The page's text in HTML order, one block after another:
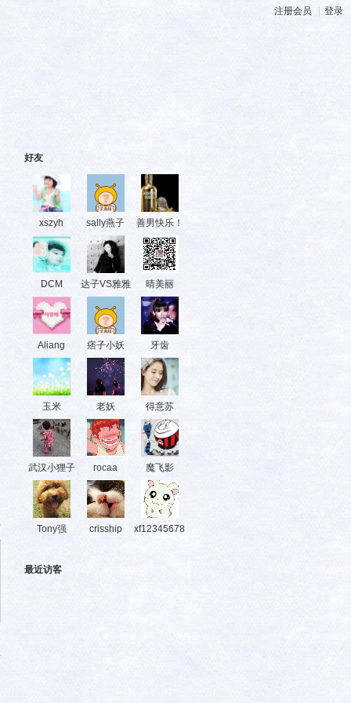
注册会员 登录
好友
xszyh sally燕子 善男快乐！
DCM 达子VS雅雅 晴美丽
Aliang 痞子小妖 牙齿
玉米 老妖 得意苏
武汉小狸子 rocaa 魔飞影
Tony强 crisship xf12345678
最近访客